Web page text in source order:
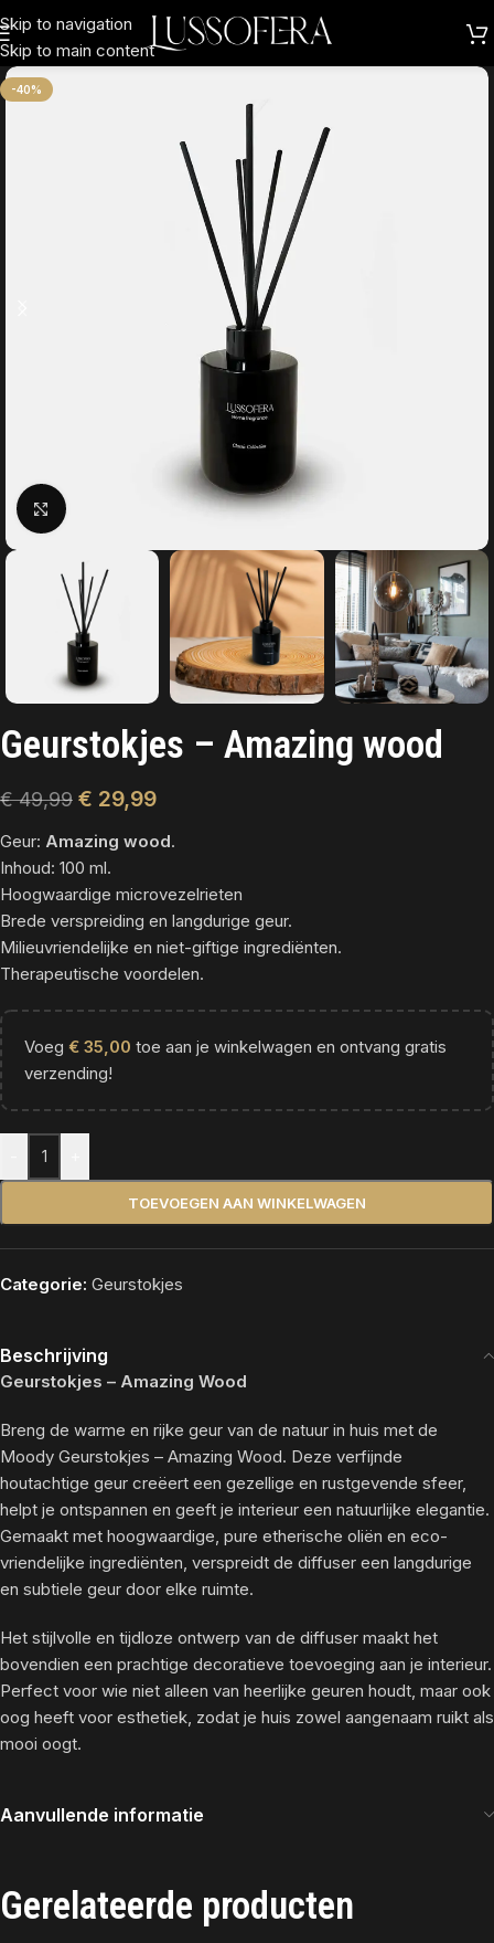
Skip to navigation
Skip to main content
-40%
Click to enlarge
Geurstokjes – Amazing wood
€49,99 € 29,99
Geur: Amazing wood.
Inhoud: 100 ml.
Hoogwaardige microvezelrieten
Brede verspreiding en langdurige geur.
Milieuvriendelijke en niet-giftige ingrediënten.
Therapeutische voordelen.
Voeg € 35,00 toe aan je winkelwagen en ontvang gratis
verzending!
TOEVOEGEN AAN WINKELWAGEN
Alternative:
Categorie: Geurstokjes
Beschrijving
Geurstokjes – Amazing Wood
Breng de warme en rijke geur van de natuur in huis met de
Moody Geurstokjes – Amazing Wood. Deze verfijnde
houtachtige geur creëert een gezellige en rustgevende sfeer,
helpt je ontspannen en geeft je interieur een natuurlijke elegantie.
Gemaakt met hoogwaardige, pure etherische oliën en eco-
vriendelijke ingrediënten, verspreidt de diffuser een langdurige
en subtiele geur door elke ruimte.
Het stijlvolle en tijdloze ontwerp van de diffuser maakt het
bovendien een prachtige decoratieve toevoeging aan je interieur.
Perfect voor wie niet alleen van heerlijke geuren houdt, maar ook
oog heeft voor esthetiek, zodat je huis zowel aangenaam ruikt als
mooi oogt.
Aanvullende informatie
Gerelateerde producten